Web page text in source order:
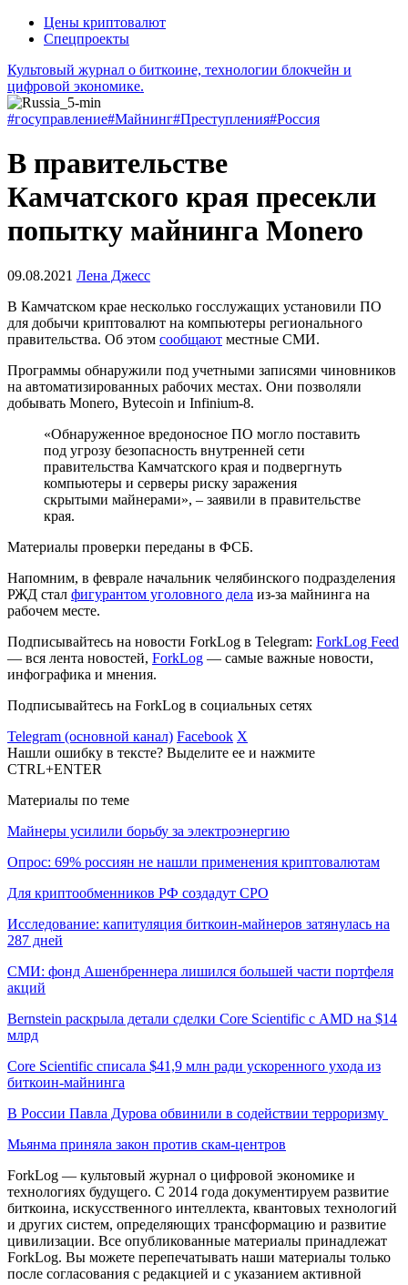
Цены криптовалют
Спецпроекты
Культовый журнал о биткоине, технологии блокчейн и
цифровой экономике.
#госуправление#Майнинг#Преступления#Россия
В правительстве
Камчатского края пресекли
попытку майнинга Monero
09.08.2021 Лена Джесс
В Камчатском крае несколько госслужащих установили ПО
для добычи криптовалют на компьютеры регионального
правительства. Об этом сообщают местные СМИ.
Программы обнаружили под учетными записями чиновников
на автоматизированных рабочих местах. Они позволяли
добывать Monero, Bytecoin и Infinium-8.
«Обнаруженное вредоносное ПО могло поставить
под угрозу безопасность внутренней сети
правительства Камчатского края и подвергнуть
компьютеры и серверы риску заражения
скрытыми майнерами», – заявили в правительстве
края.
Материалы проверки переданы в ФСБ.
Напомним, в феврале начальник челябинского подразделения
РЖД стал фигурантом уголовного дела из-за майнинга на
рабочем месте.
Подписывайтесь на новости ForkLog в Telegram: ForkLog Feed
— вся лента новостей, ForkLog — самые важные новости,
инфографика и мнения.
Подписывайтесь на ForkLog в социальных сетях
Telegram (основной канал) Facebook X
Нашли ошибку в тексте? Выделите ее и нажмите
CTRL+ENTER
Материалы по теме
Майнеры усилили борьбу за электроэнергию
Опрос: 69% россиян не нашли применения криптовалютам
Для криптообменников РФ создадут СРО
Исследование: капитуляция биткоин-майнеров затянулась на
287 дней
СМИ: фонд Ашенбреннера лишился большей части портфеля
акций
Bernstein раскрыла детали сделки Core Scientific с AMD на $14
млрд
Core Scientific списала $41,9 млн ради ускоренного ухода из
биткоин-майнинга
В России Павла Дурова обвинили в содействии терроризму
Мьянма приняла закон против скам-центров
ForkLog — культовый журнал о цифровой экономике и
технологиях будущего. С 2014 года документируем развитие
биткоина, искусственного интеллекта, квантовых технологий
и других систем, определяющих трансформацию и развитие
цивилизации. Все опубликованные материалы принадлежат
ForkLog. Вы можете перепечатывать наши материалы только
после согласования с редакцией и с указанием активной